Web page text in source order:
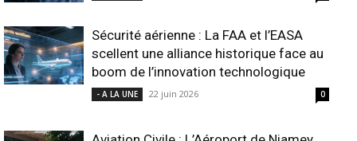
Sécurité aérienne : La FAA et l’EASA
scellent une alliance historique face au
boom de l’innovation technologique
- A LA UNE 22 juin 2026 0